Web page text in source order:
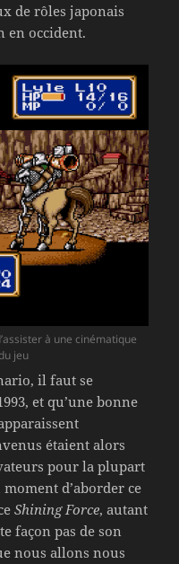
de rôles japonais
en occident.
à une cinématique
jeu
il faut se
et qu’une bonne
étaient alors
pour la plupart
d’aborder ce
Shining Force, autant
façon pas de son
nous allons nous